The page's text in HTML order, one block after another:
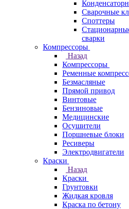
Сварочные
Споттеры
сварки
Компрессоры
Назад
Компрессоры
Ременные
Безмасляные
Прямой привод
Винтовые
Бензиновые
Медицинские
Осушители
Поршневые блоки
Ресиверы
Электродвигатели
Краски
Назад
Краски
Грунтовки
Жидкая кровля
Краска по бетону